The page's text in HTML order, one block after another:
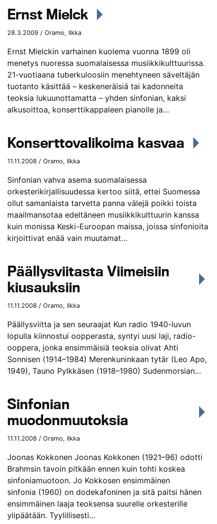
Ernst Mielck
28.3.2009 / Oramo, Ilkka
Ernst Mielckin varhainen kuolema vuonna 1899 oli
menetys nuoressa suomalaisessa musiikkikulttuurissa.
21-vuotiaana tuberkuloosiin menehtyneen säveltäjän
tuotanto käsittää – keskeneräisiä tai kadonneita
teoksia lukuunottamatta – yhden sinfonian, kaksi
alkusoittoa, konserttikappaleen pianolle ja…
Konserttovalikoima kasvaa
11.11.2008 / Oramo, Ilkka
Sinfonian vahva asema suomalaisessa
orkesterikirjallisuudessa kertoo siitä, ettei Suomessa
ollut samanlaista tarvetta panna välejä poikki toista
maailmansotaa edeltäneen musiikkikulttuurin kanssa
kuin monissa Keski-Euroopan maissa, joissa sinfonioita
kirjoittivat enää vain muutamat…
Päällysviitasta Viimeisiin
kiusauksiin
11.11.2008 / Oramo, Ilkka
Päällysviitta ja sen seuraajat Kun radio 1940-luvun
lopulla kiinnostui oopperasta, syntyi uusi laji, radio-
ooppera, jonka ensimmäisiä teoksia olivat Ahti
Sonnisen (1914–1984) Merenkuninkaan tytär (Leo Apo,
1949), Tauno Pylkkäsen (1918–1980) Sudenmorsian…
Sinfonian
muodonmuutoksia
11.11.2008 / Oramo, Ilkka
Joonas Kokkonen Joonas Kokkonen (1921–96) odotti
Brahmsin tavoin pitkään ennen kuin tohti koskea
sinfoniamuotoon. Jo Kokkosen ensimmäinen
sinfonia (1960) on dodekafoninen ja sitä paitsi hänen
ensimmäinen laaja teoksensa suurelle orkesterille
ylipäätään. Tyylillisesti…